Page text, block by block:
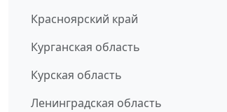
Красноярский край
Курганская область
Курская область
Ленинградская область